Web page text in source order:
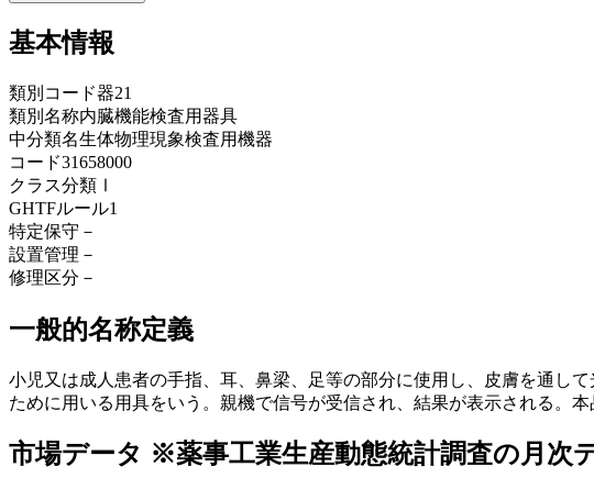
基本情報
類別コード器21
類別名称内臓機能検査用器具
中分類名生体物理現象検査用機器
コード31658000
クラス分類 Ⅰ
GHTFルール1
特定保守 －
設置管理 －
修理区分 －
一般的名称定義
小児又は成人患者の手指、耳、鼻梁、足等の部分に使用し、皮膚を通し
ために用いる用具をいう。親機で信号が受信され、結果が表示される。本
市場データ ※薬事工業生産動態統計調査の月次